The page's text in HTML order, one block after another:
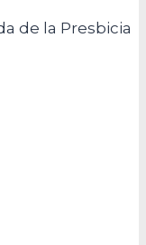
de la Presbicia